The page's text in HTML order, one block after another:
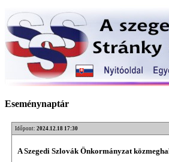
Eseménynaptár
Időpont: 2024.12.18 17:30
A Szegedi Szlovák Önkormányzat